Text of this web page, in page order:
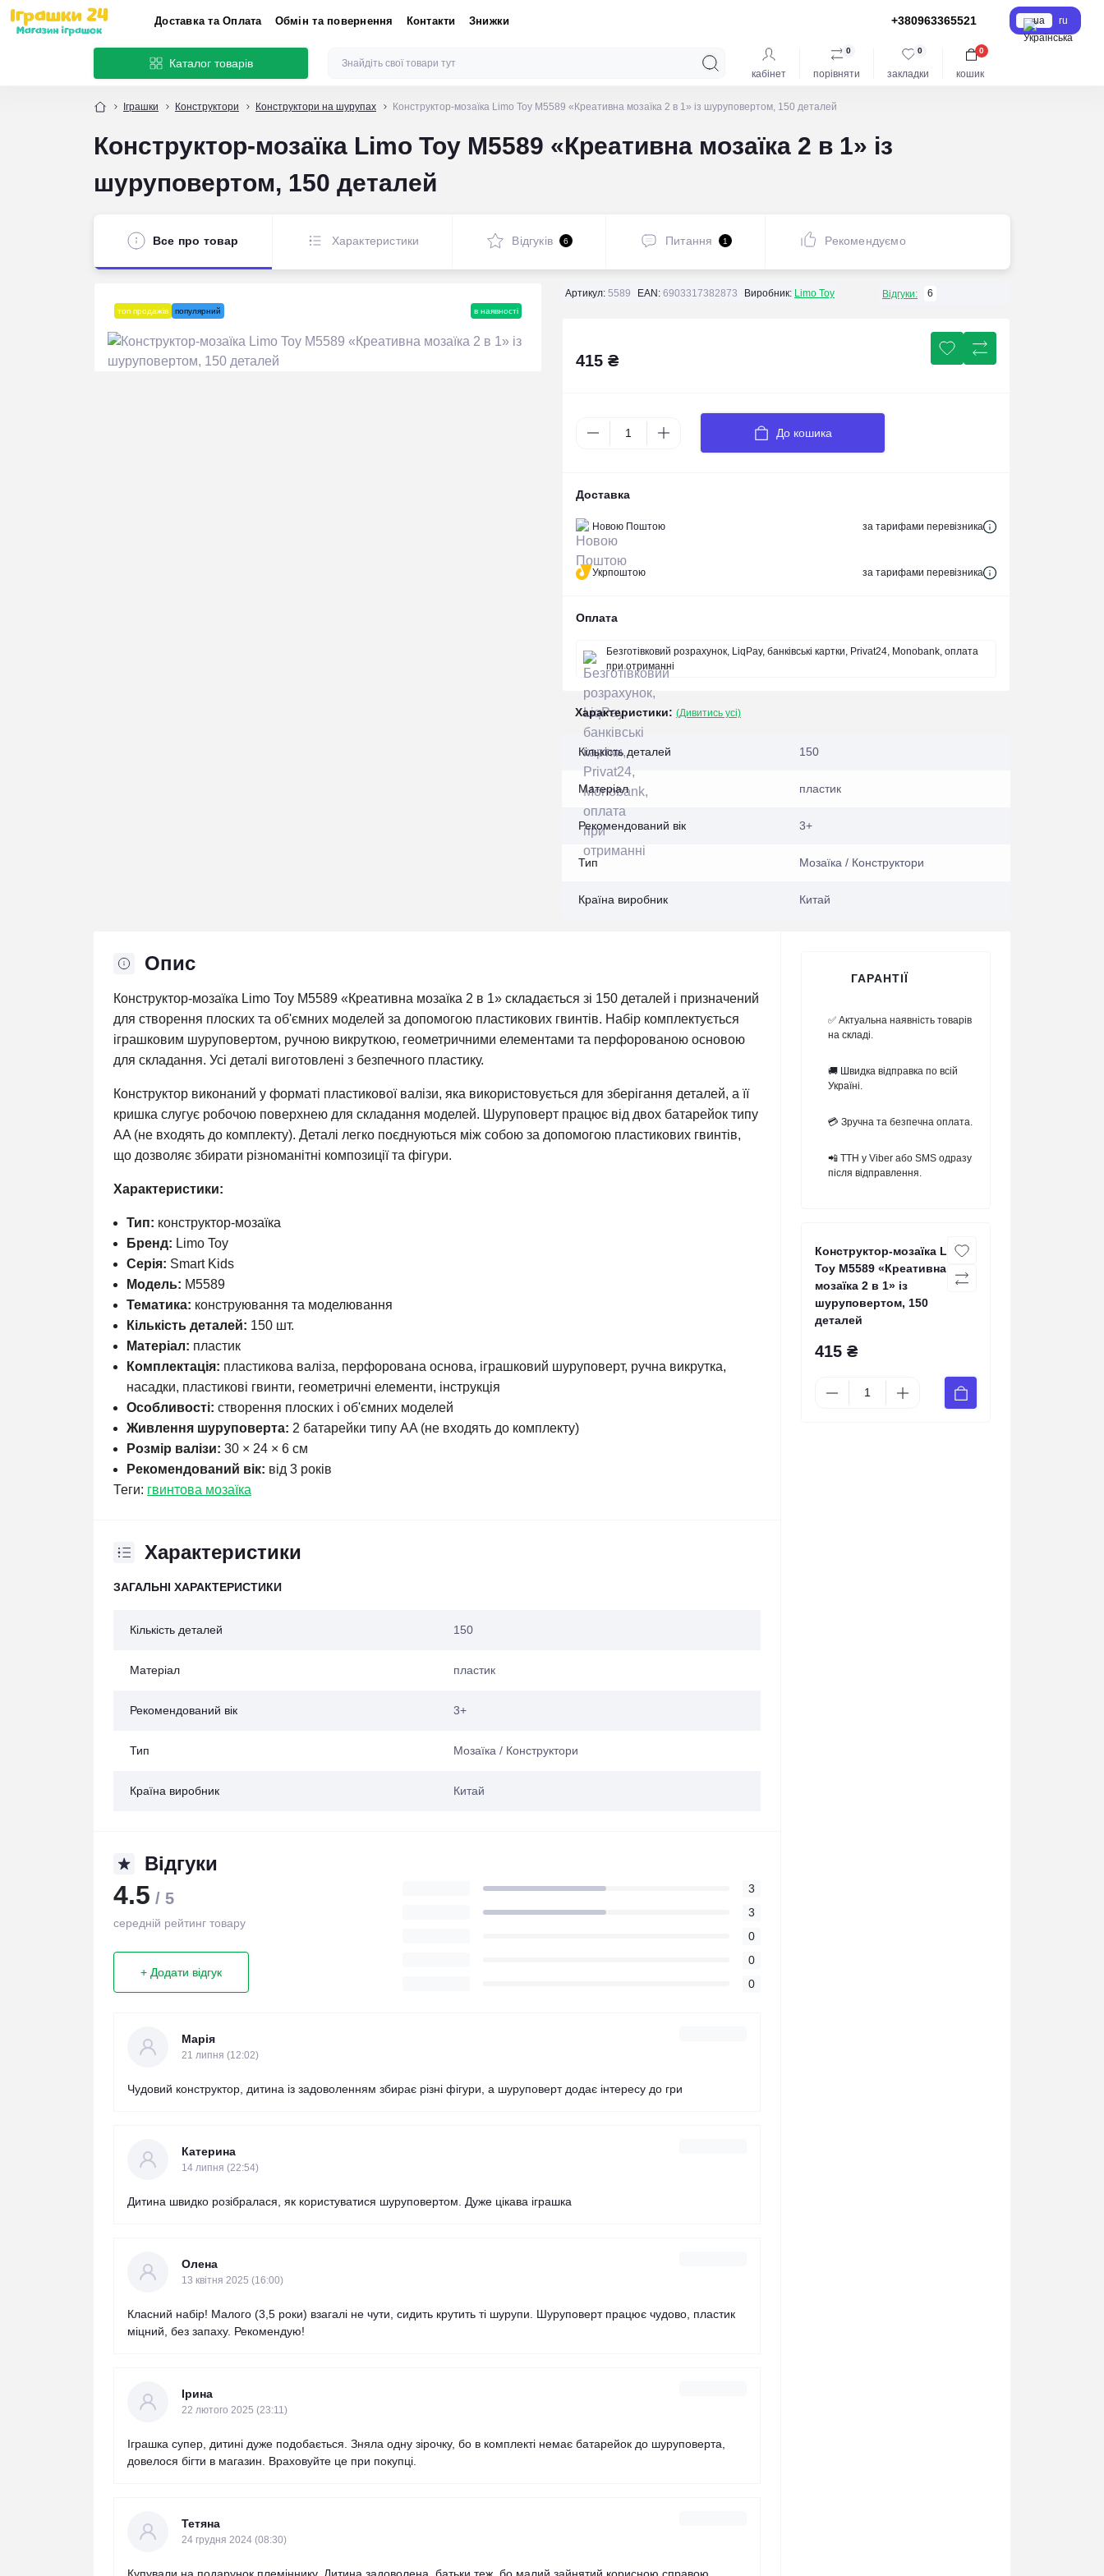
Доставка та Оплата Обмін та повернення Контакти Знижки +380963365521 ua ru
Каталог товарів
кабінет порівняти
0
закладки
0
кошик
0
Іграшки Конструктори Конструктори на шурупах Конструктор-мозаїка Limo Toy M5589 «Креативна мозаїка 2 в 1» із шуруповертом, 150 деталей
Конструктор-мозаїка Limo Toy M5589 «Креативна мозаїка 2 в 1» із
шуруповертом, 150 деталей
Все про товар Характеристики Відгуків 6 Питання 1 Рекомендуємо
топ продажів популярний в наявності
Артикул: 5589 EAN: 6903317382873 Виробник: Limo Toy Відгуки: 6
415 ₴
До кошика
Доставка
Новою Поштою за тарифами перевізника
Укрпоштою за тарифами перевізника
Оплата
Безготівковий розрахунок, LiqPay, банківські картки, Privat24, Monobank, оплата
при отриманні
Характеристики: (Дивитись усі)
Кількість деталей 150
Матеріал пластик
Рекомендований вік 3+
Тип Мозаїка / Конструктори
Країна виробник Китай
Опис
Конструктор-мозаїка Limo Toy M5589 «Креативна мозаїка 2 в 1» складається зі 150 деталей і призначений
для створення плоских та об'ємних моделей за допомогою пластикових гвинтів. Набір комплектується
іграшковим шуруповертом, ручною викруткою, геометричними елементами та перфорованою основою
для складання. Усі деталі виготовлені з безпечного пластику.
Конструктор виконаний у форматі пластикової валізи, яка використовується для зберігання деталей, а її
кришка слугує робочою поверхнею для складання моделей. Шуруповерт працює від двох батарейок типу
AA (не входять до комплекту). Деталі легко поєднуються між собою за допомогою пластикових гвинтів,
що дозволяє збирати різноманітні композиції та фігури.
Характеристики:
Тип: конструктор-мозаїка
Бренд: Limo Toy
Серія: Smart Kids
Модель: M5589
Тематика: конструювання та моделювання
Кількість деталей: 150 шт.
Матеріал: пластик
Комплектація: пластикова валіза, перфорована основа, іграшковий шуруповерт, ручна викрутка,
насадки, пластикові гвинти, геометричні елементи, інструкція
Особливості: створення плоских і об'ємних моделей
Живлення шуруповерта: 2 батарейки типу AA (не входять до комплекту)
Розмір валізи: 30 × 24 × 6 см
Рекомендований вік: від 3 років
Теги: гвинтова мозаїка
Характеристики
ЗАГАЛЬНІ ХАРАКТЕРИСТИКИ
Кількість деталей 150
Матеріал пластик
Рекомендований вік 3+
Тип Мозаїка / Конструктори
Країна виробник Китай
Відгуки
4.5 / 5
середній рейтинг товару
+ Додати відгук
3
3
0
0
0
Марія
21 липня (12:02)
Чудовий конструктор, дитина із задоволенням збирає різні фігури, а шуруповерт додає інтересу до гри
Катерина
14 липня (22:54)
Дитина швидко розібралася, як користуватися шуруповертом. Дуже цікава іграшка
Олена
13 квітня 2025 (16:00)
Класний набір! Малого (3,5 роки) взагалі не чути, сидить крутить ті шурупи. Шуруповерт працює чудово, пластик
міцний, без запаху. Рекомендую!
Ірина
22 лютого 2025 (23:11)
Іграшка супер, дитині дуже подобається. Зняла одну зірочку, бо в комплекті немає батарейок до шуруповерта,
довелося бігти в магазин. Враховуйте це при покупці.
Тетяна
24 грудня 2024 (08:30)
Купували на подарунок племіннику. Дитина задоволена, батьки теж, бо малий зайнятий корисною справою.
ГАРАНТІЇ
✅ Актуальна наявність товарів
на складі.
🚚 Швидка відправка по всій
Україні.
💳 Зручна та безпечна оплата.
📲 ТТН у Viber або SMS одразу
після відправлення.
Конструктор-мозаїка Limo
Toy M5589 «Креативна
мозаїка 2 в 1» із
шуруповертом, 150
деталей
415 ₴